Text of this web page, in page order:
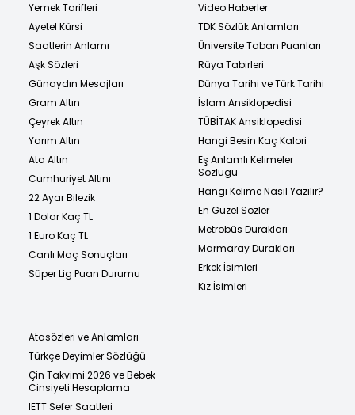
Yemek Tarifleri
Ayetel Kürsi
Saatlerin Anlamı
Aşk Sözleri
Günaydın Mesajları
Gram Altın
Çeyrek Altın
Yarım Altın
Ata Altın
Cumhuriyet Altını
22 Ayar Bilezik
1 Dolar Kaç TL
1 Euro Kaç TL
Canlı Maç Sonuçları
Süper Lig Puan Durumu
Video Haberler
TDK Sözlük Anlamları
Üniversite Taban Puanları
Rüya Tabirleri
Dünya Tarihi ve Türk Tarihi
İslam Ansiklopedisi
TÜBİTAK Ansiklopedisi
Hangi Besin Kaç Kalori
Eş Anlamlı Kelimeler
Sözlüğü
Hangi Kelime Nasıl Yazılır?
En Güzel Sözler
Metrobüs Durakları
Marmaray Durakları
Erkek İsimleri
Kız İsimleri
Atasözleri ve Anlamları
Türkçe Deyimler Sözlüğü
Çin Takvimi 2026 ve Bebek
Cinsiyeti Hesaplama
İETT Sefer Saatleri